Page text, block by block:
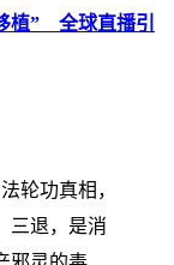
植” 全球直播引
轮功真相，
三退，是消